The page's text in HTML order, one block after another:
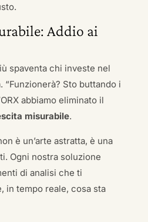
Addio ai
spaventa chi investe nel
“Funzionerà? Sto buttando i
abbiamo eliminato il
misurabile.
è un’arte astratta, è una
Ogni nostra soluzione
di analisi che ti
in tempo reale, cosa sta